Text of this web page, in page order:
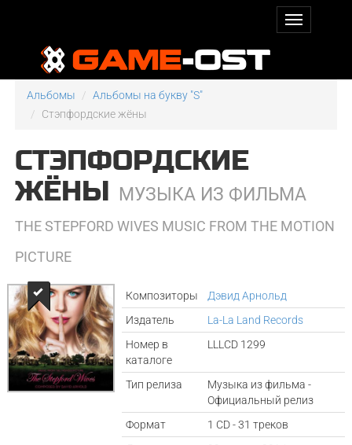
Альбомы
Альбомы на букву "S"
Стэпфордские жёны
СТЭПФОРДСКИЕ
ЖЁНЫ МУЗЫКА ИЗ ФИЛЬМА
THE STEPFORD WIVES MUSIC FROM THE MOTION
PICTURE
Композиторы
Дэвид Арнольд
Издатель
La-La Land Records
Номер в
каталоге
LLLCD 1299
Тип релиза
Музыка из фильма -
Официальный релиз
Формат
1 CD - 31 треков